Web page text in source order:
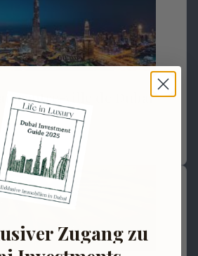
au centre-ville de Dubaï
€
Zugang zu